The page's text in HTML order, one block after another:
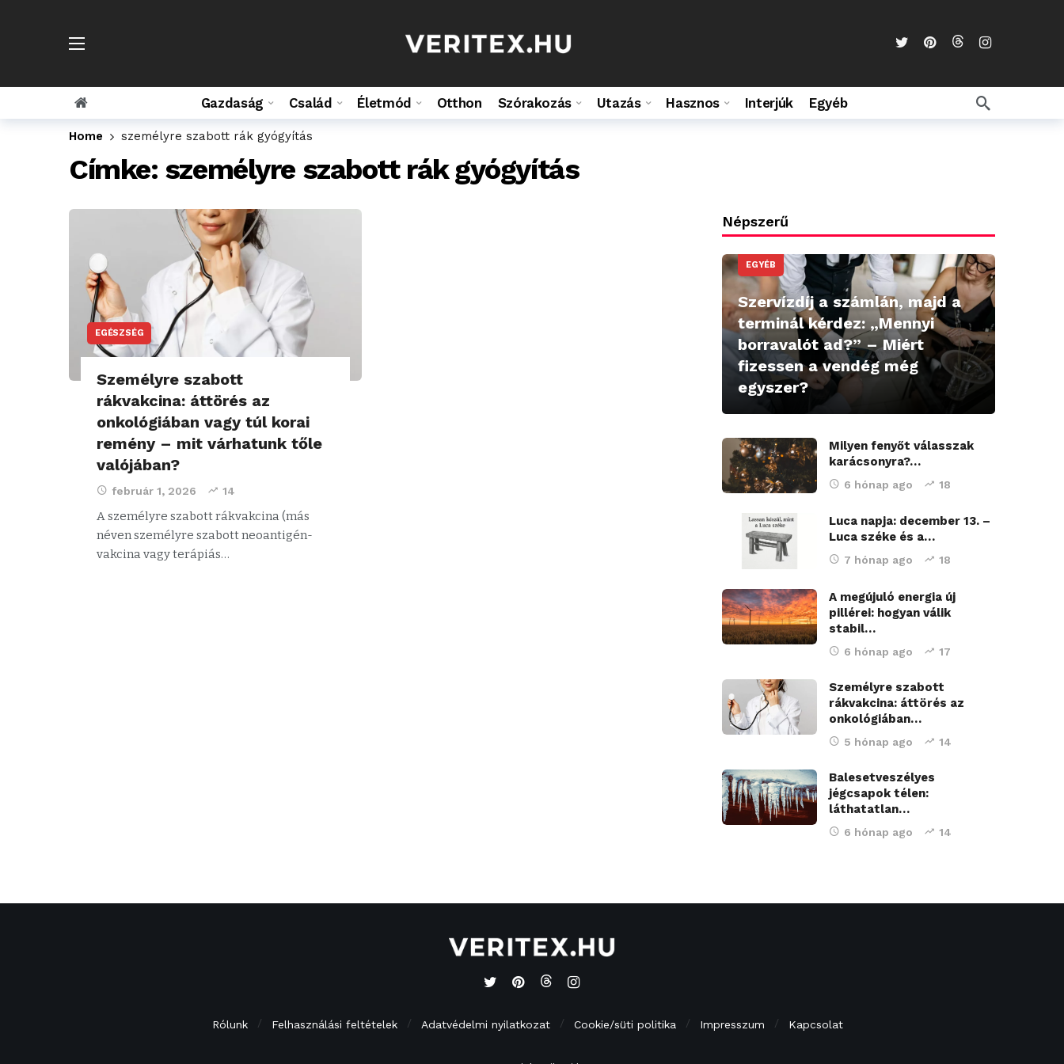
Gazdaság Család Életmód Otthon Szórakozás Utazás Hasznos Interjúk Egyéb
Home személyre szabott rák gyógyítás
Címke: személyre szabott rák gyógyítás
EGÉSZSÉG
Személyre szabott
rákvakcina: áttörés az
onkológiában vagy túl korai
remény – mit várhatunk tőle
valójában?
február 1, 2026 14
A személyre szabott rákvakcina (más
néven személyre szabott neoantigén-
vakcina vagy terápiás…
Népszerű
EGYÉB
Szervízdíj a számlán, majd a
terminál kérdez: „Mennyi
borravalót ad?” – Miért
fizessen a vendég még
egyszer?
Milyen fenyőt válasszak
karácsonyra?…
6 hónap ago 18
Luca napja: december 13. –
Luca széke és a…
7 hónap ago 18
A megújuló energia új
pillérei: hogyan válik
stabil…
6 hónap ago 17
Személyre szabott
rákvakcina: áttörés az
onkológiában…
5 hónap ago 14
Balesetveszélyes
jégcsapok télen:
láthatatlan…
6 hónap ago 14
Rólunk Felhasználási feltételek Adatvédelmi nyilatkozat Cookie/süti politika Impresszum Kapcsolat